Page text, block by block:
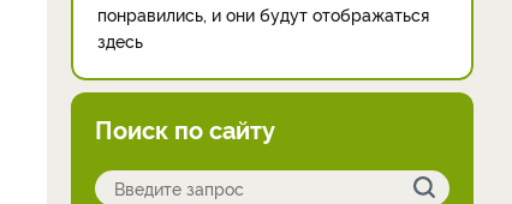
понравились, и они будут отображаться
здесь
Поиск по сайту